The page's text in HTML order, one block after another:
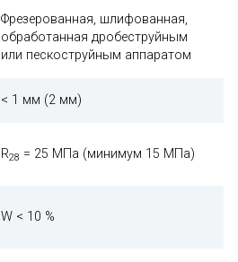
Фрезерованная, шлифованная,
обработанная дробеструйным
или пескоструйным аппаратом
< 1 мм (2 мм)
R28 = 25 МПа (минимум 15 МПа)
W < 10 %